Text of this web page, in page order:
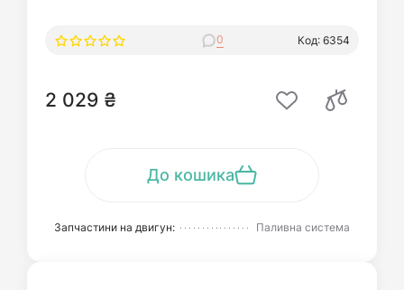
0 Код: 6354
2 029 ₴
До кошика
Запчастини на двигун: Паливна система